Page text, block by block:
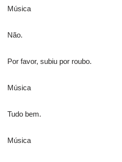
Música
Não.
Por favor, subiu por roubo.
Música
Tudo bem.
Música